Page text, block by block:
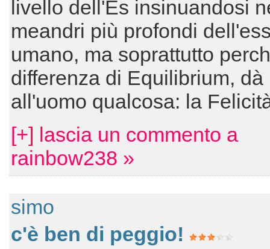
livello dell'Es insinuandosi
meandri più profondi
umano, ma soprattutto
differenza di Equilibrium, dà
all'uomo qualcosa: la
[+] lascia un commento a
rainbow238 »
simo
c'è ben di peggio!